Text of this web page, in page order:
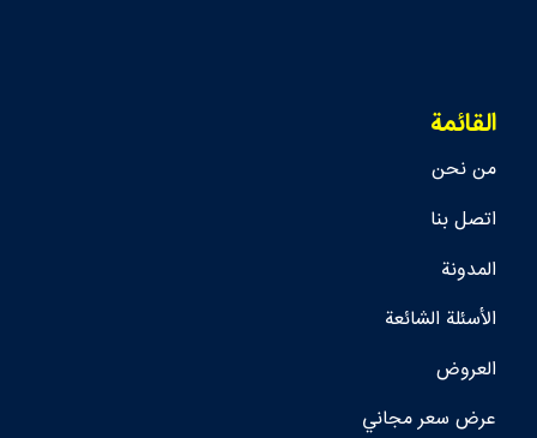
القائمة
من نحن
اتصل بنا
المدونة
الأسئلة الشائعة
العروض
عرض سعر مجاني